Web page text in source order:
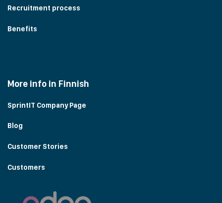
Recruitment process
Benefits
More info in Finnish
SprintIT Company Page
Blog
Customer Stories
Customers